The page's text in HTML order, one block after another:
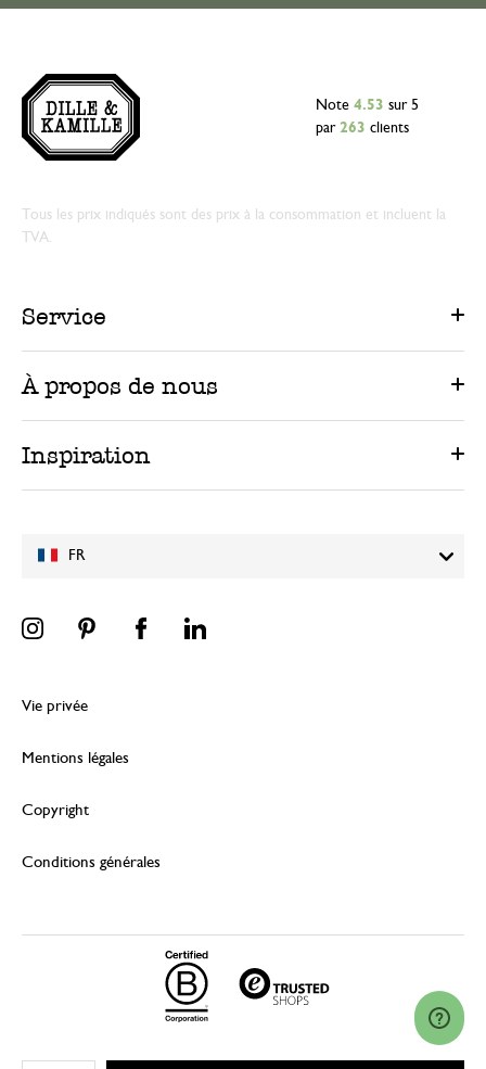
FR
Note 4.53 sur 5
par 263 clients
Tous les prix indiqués sont des prix à la consommation et incluent la
TVA.
Service
À propos de nous
Inspiration
Vie privée
Mentions légales
Copyright
Conditions générales
© 2026 Dille & Kamille (Nederland) B.V.